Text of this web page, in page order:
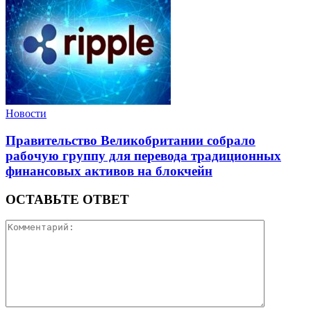
Новости
Правительство Великобритании собрало
рабочую группу для перевода традиционных
финансовых активов на блокчейн
ОСТАВЬТЕ ОТВЕТ